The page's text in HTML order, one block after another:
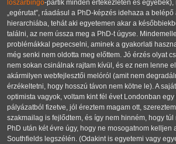
lószarbingó-partik minden értekezleten és
egérutat , ráadásul a PhD-képzés idehaza a belépő
hierarchiába, tehát aki egyetemen akar a
találni, az nem ússza meg a PhD-t úgyse.
problémákkal pepecselni, aminek a gyakorlati
még senki nem oldotta meg előttem. Jó érzés olyat
nem sokan csinálnak rajtam kívül, és ez nem lenne
akármilyen webfejlesztői melóról (amit nem
érzékeltetni, hogy hosszú távon nem kötne le). A
optimista vagyok, voltam kint fél évet Londonban
pályázatból fizetve, jól éreztem magam ott,
szakmailag is fejlődtem, és így nem hinném, hogy
PhD után két évre úgy, hogy ne mosogatnom kelljen
Southfields legszélén. (Odakint is egyetemi vagy